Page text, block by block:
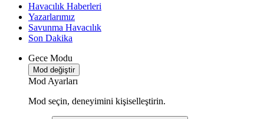
Havacılık Haberleri
Yazarlarımız
Savunma Havacılık
Son Dakika
Gece Modu
Mod değiştir
Mod Ayarları
Mod seçin, deneyimini kişiselleştirin.